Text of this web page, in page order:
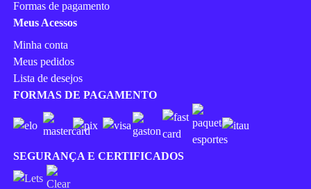
Formas de pagamento
Meus Acessos
Minha conta
Meus pedidos
Lista de desejos
FORMAS DE PAGAMENTO
SEGURANÇA E CERTIFICADOS